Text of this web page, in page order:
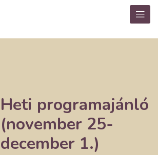
Heti programajánló
(november 25-
december 1.)